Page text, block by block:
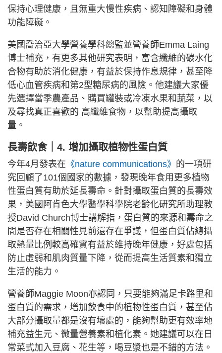
保持心理健康，且無重大慢性疾病、認知障礙和身體
功能障礙。
美國喬治亞大學營養學科總監並營養師Emma Laing
博士補充，有更多其他研究表明，富含纖維的碳水化
合物有助於消化健康，有益於保持作息規律，甚至降
低心血管疾病和第2型糖尿病的風險。他建議大家優
先選擇當季農產品、購買罐裝或冷凍水果和蔬菜，以
及尋找真正喜歡的 高纖維食物，以幫助提高攝取
量。
長壽飲食｜4. 增加攝取植物性蛋白質
今年4月發表在 《nature communications》 的一項研
究回顧了101個國家的數據，發現晚年食用更多植物
性蛋白質有助於延長壽命。針對攝取蛋白質的長壽效
果，美國阿肯色大學醫學科學院老齡化研究所助理教
授David Church博士講解指，蛋白質的來源和壽命之
間是否存在相關性見前還存在爭議，但蛋白質佔總攝
取熱量比例較高確實有益於維持晚年健康，好處包括
防止虛弱和肌肉質量下降，從而提高生活質素和獨立
生活的能力。
營養師Maggie Moon亦認同，只要能夠滿足卡路里和
蛋白質的需求，增加飲食中的植物性蛋白質，甚至佔
大部分攝取量都是沒有壞處的，能夠幫助更有效率地
補充益生元、微量營養素和植化素。她建議可以在日
常菜式加入豆腐、花生等，喝豆漿也是不錯的方法。